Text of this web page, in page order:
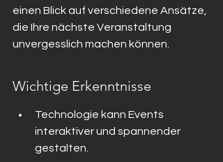
einen Blick auf verschiedene Ansätze,
die Ihre nächste Veranstaltung
unvergesslich machen können.
Wichtige Erkenntnisse
Technologie kann Events
interaktiver und spannender
gestalten.